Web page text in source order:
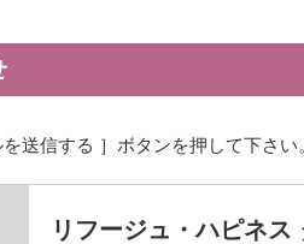
送信する ］ボタンを押して下さい
リフージュ・ハピネス